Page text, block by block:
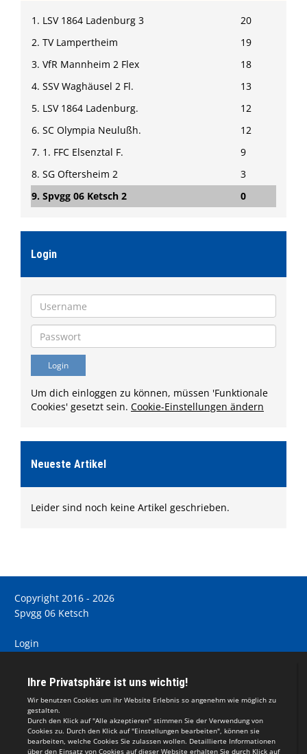
1. LSV 1864 Ladenburg 3
20
2. TV Lampertheim
19
3. VfR Mannheim 2 Flex
18
4. SSV Waghäusel 2 Fl.
13
5. LSV 1864 Ladenburg.
12
6. SC Olympia Neulußh.
12
7. 1. FFC Elsenztal F.
9
8. SG Oftersheim 2
3
9. Spvgg 06 Ketsch 2
0
Login
Um dich einloggen zu können, müssen 'Funktionale
Cookies' gesetzt sein. Cookie-Einstellungen ändern
Neueste Artikel
Leider sind noch keine Artikel geschrieben.
Copyright 2016 - 2026
Spvgg 06 Ketsch
Login
Impressum
Teamsports 2
Dein Sportverein online